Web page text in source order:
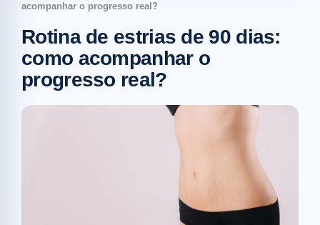
acompanhar o progresso real?
Rotina de estrias de 90 dias:
como acompanhar o
progresso real?